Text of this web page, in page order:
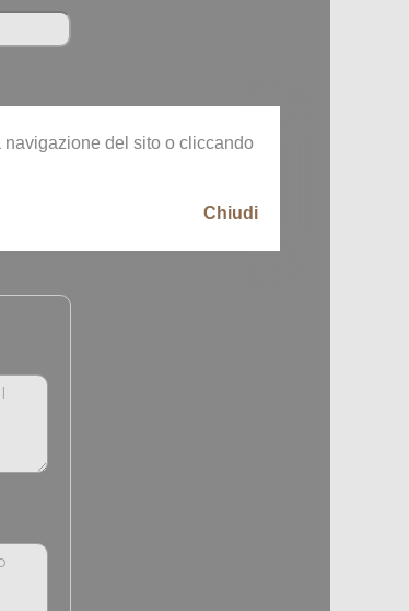
del sito o cliccando
Chiudi